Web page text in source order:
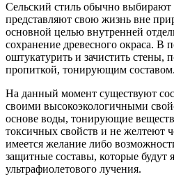
Сельский стиль обычно выбирают
представляют свою жизнь вне
основной целью внутренней
сохранение древесного окраса. В
оштукатурить и зачистить стены,
пропиткой, тонирующим составом.
На данный момент существуют
своими высокоэкологичными
основе воды, тонирующие
токсичных свойств и не желтеют
имеется желание либо
защитные составы, которые будут
ультрафиолетового лучения.